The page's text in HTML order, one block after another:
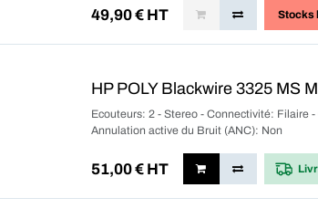
49,90€ HT Stocks
HP POLY Blackwire 3325 MS
Ecouteurs: 2 - Stereo - Connectivité: Filaire
Annulation active du Bruit (ANC): Non
51,00€ HT